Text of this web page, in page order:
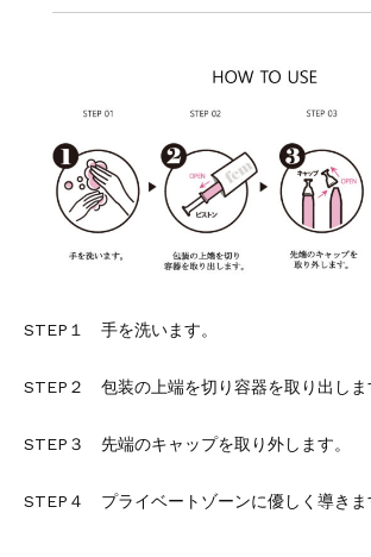
STEP１ 手を洗います。
STEP２ 包装の上端を切り容器を取り出しま
STEP３ 先端のキャップを取り外します。
STEP４ プライベートゾーンに優しく導きま